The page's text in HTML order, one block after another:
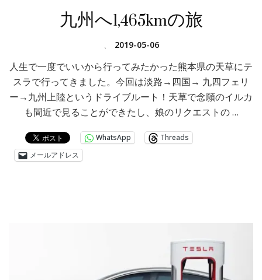
九州へ1,465kmの旅
2019-05-06
人生で一度でいいから行ってみたかった熊本県の天草にテ
スラで行ってきました。今回は淡路→四国→ 九四フェリ
ー→九州上陸というドライブルート！天草で念願のイルカ
も間近で見ることができたし、娘のリクエストの …
WhatsApp
Threads
メールアドレス